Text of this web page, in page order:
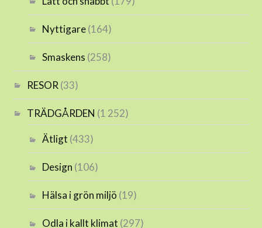
Nyttigare(164)
Smaskens (258)
RESOR (33)
TRÄDGÅRDEN (1 252)
Ätligt (433)
Design (106)
Hälsa i grön miljö (19)
Odla i kallt klimat (297)